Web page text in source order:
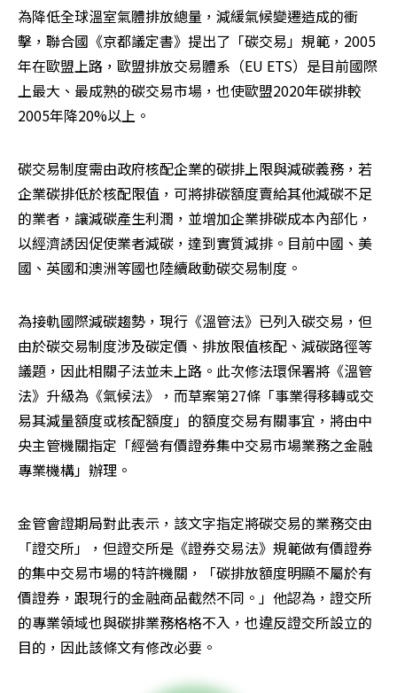
為降低全球溫室氣體排放總量，減緩氣候變遷造成的衝
擊，聯合國《京都議定書》提出了「碳交易」規範，2005
年在歐盟上路，歐盟排放交易體系（EU ETS）是目前國際
上最大、最成熟的碳交易市場，也使歐盟2020年碳排較
2005年降20%以上。
碳交易制度需由政府核配企業的碳排上限與減碳義務，若
企業碳排低於核配限值，可將排碳額度賣給其他減碳不足
的業者，讓減碳產生利潤，並增加企業排碳成本內部化，
以經濟誘因促使業者減碳，達到實質減排。目前中國、美
國、英國和澳洲等國也陸續啟動碳交易制度。
為接軌國際減碳趨勢，現行《溫管法》已列入碳交易，但
由於碳交易制度涉及碳定價、排放限值核配、減碳路徑等
議題，因此相關子法並未上路。此次修法環保署將《溫管
法》升級為《氣候法》，而草案第27條「事業得移轉或交
易其減量額度或核配額度」的額度交易有關事宜，將由中
央主管機關指定「經營有價證券集中交易市場業務之金融
專業機構」辦理。
金管會證期局對此表示，該文字指定將碳交易的業務交由
「證交所」，但證交所是《證券交易法》規範做有價證券
的集中交易市場的特許機關，「碳排放額度明顯不屬於有
價證券，跟現行的金融商品截然不同。」他認為，證交所
的專業領域也與碳排業務格格不入，也違反證交所設立的
目的，因此該條文有修改必要。